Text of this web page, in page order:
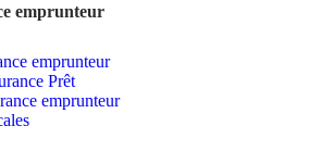
emprunteur
emprunteur
Prêt
emprunteur